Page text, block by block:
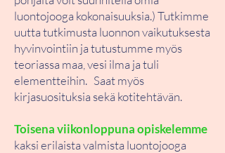
luontojooga kokonaisuuksia.) Tutkimme
uutta tutkimusta luonnon vaikutuksesta
hyvinvointiin ja tutustumme myös
teoriassa maa, vesi ilma ja tuli
elementteihin. Saat myös
kirjasuosituksia sekä kotitehtävän.
Toisena viikonloppuna opiskelemme
kaksi erilaista valmista luontojooga